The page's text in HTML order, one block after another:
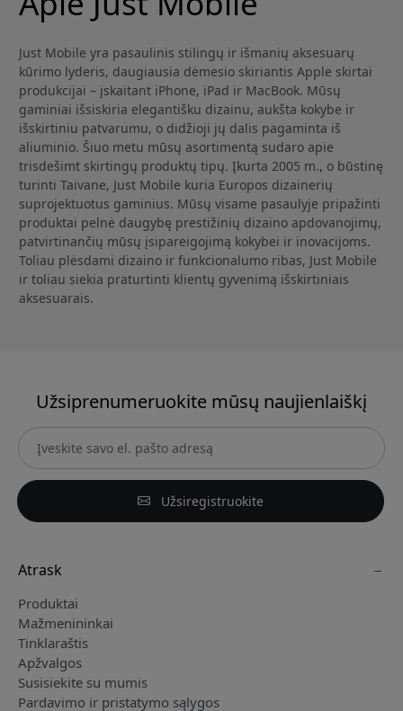
Just Mobile yra pasaulinis stilingų ir išmanių aksesuarų
kūrimo lyderis, daugiausia dėmesio skiriantis Apple skirtai
produkcijai – įskaitant iPhone, iPad ir MacBook. Mūsų
gaminiai išsiskiria elegantišku dizainu, aukšta kokybe ir
išskirtiniu patvarumu, o didžioji jų dalis pagaminta iš
aliuminio. Šiuo metu mūsų asortimentą sudaro apie
trisdešimt skirtingų produktų tipų. Įkurta 2005 m., o būstinę
turinti Taivane, Just Mobile kuria Europos dizainerių
suprojektuotus gaminius. Mūsų visame pasaulyje pripažinti
produktai pelnė daugybę prestižinių dizaino apdovanojimų,
patvirtinančių mūsų įsipareigojimą kokybei ir inovacijoms.
Toliau plėsdami dizaino ir funkcionalumo ribas, Just Mobile
ir toliau siekia praturtinti klientų gyvenimą išskirtiniais
aksesuarais.
Užsiprenumeruokite mūsų naujienlaiškį
Užsiregistruokite
Atrask
Produktai
Mažmenininkai
Tinklaraštis
Apžvalgos
Susisiekite su mumis
Pardavimo ir pristatymo sąlygos